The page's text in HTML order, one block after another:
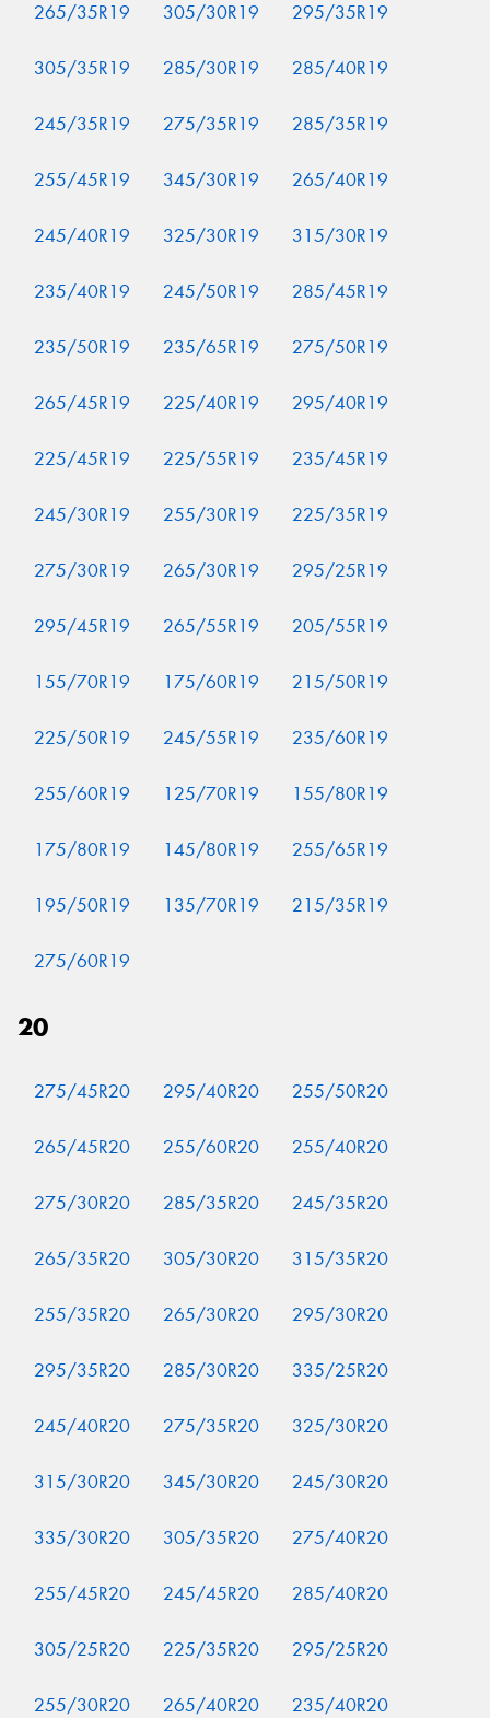
265/35R19 305/30R19 295/35R19
305/35R19 285/30R19 285/40R19
245/35R19 275/35R19 285/35R19
255/45R19 345/30R19 265/40R19
245/40R19 325/30R19 315/30R19
235/40R19 245/50R19 285/45R19
235/50R19 235/65R19 275/50R19
265/45R19 225/40R19 295/40R19
225/45R19 225/55R19 235/45R19
245/30R19 255/30R19 225/35R19
275/30R19 265/30R19 295/25R19
295/45R19 265/55R19 205/55R19
155/70R19 175/60R19 215/50R19
225/50R19 245/55R19 235/60R19
255/60R19 125/70R19 155/80R19
175/80R19 145/80R19 255/65R19
195/50R19 135/70R19 215/35R19
275/60R19
20
275/45R20 295/40R20 255/50R20
265/45R20 255/60R20 255/40R20
275/30R20 285/35R20 245/35R20
265/35R20 305/30R20 315/35R20
255/35R20 265/30R20 295/30R20
295/35R20 285/30R20 335/25R20
245/40R20 275/35R20 325/30R20
315/30R20 345/30R20 245/30R20
335/30R20 305/35R20 275/40R20
255/45R20 245/45R20 285/40R20
305/25R20 225/35R20 295/25R20
255/30R20 265/40R20 235/40R20